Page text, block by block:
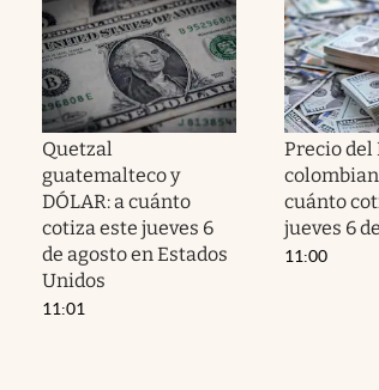
Quetzal
guatemalteco y
DÓLAR: a cuánto
cotiza este jueves 6
de agosto en Estados
Unidos
11:01
Precio del
cuánto
jueves 6
11:00